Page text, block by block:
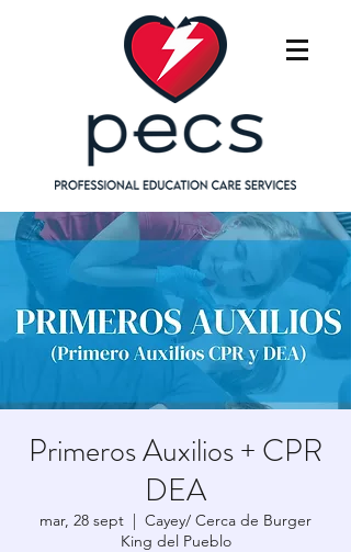
Primeros Auxilios + CPR
DEA
mar, 28 sept
  |
Cayey/ Cerca de Burger
King del Pueblo